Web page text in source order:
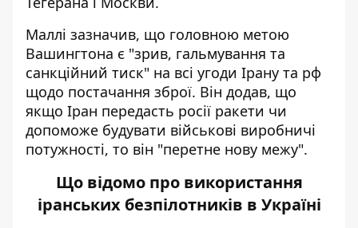
Маллі зазначив, що головною метою
Вашингтона є "зрив, гальмування та
санкційний тиск" на всі угоди Ірану та рф
щодо постачання зброї. Він додав, що
якщо Іран передасть росії ракети чи
допоможе будувати військові виробничі
потужності, то він "перетне нову межу".
Що відомо про використання
іранських безпілотників в Україні